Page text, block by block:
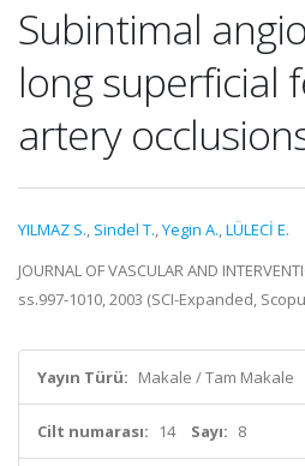
Subintimal
long superficial
artery
YILMAZ S., Sindel T.,Yegin A.,LÜLECİ E.
JOURNAL OF VASCULAR AND
ss.997-1010, 2003 (SCI-Expanded,
Yayın Türü: Makale / Tam Makale
Cilt numarası: 14 Sayı: 8